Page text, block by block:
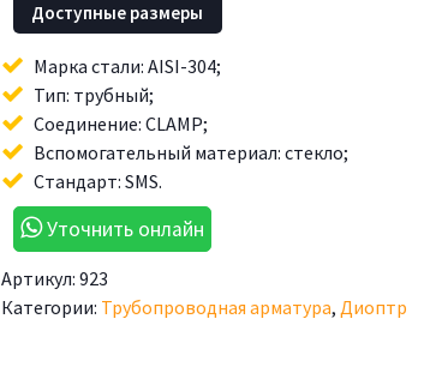
Доступные размеры
Марка стали: AISI-304;
Тип: трубный;
Соединение: CLAMP;
Вспомогательный материал: стекло;
Стандарт: SMS.
Уточнить онлайн
Артикул:923
Категории: Трубопроводная арматура, Диоптр